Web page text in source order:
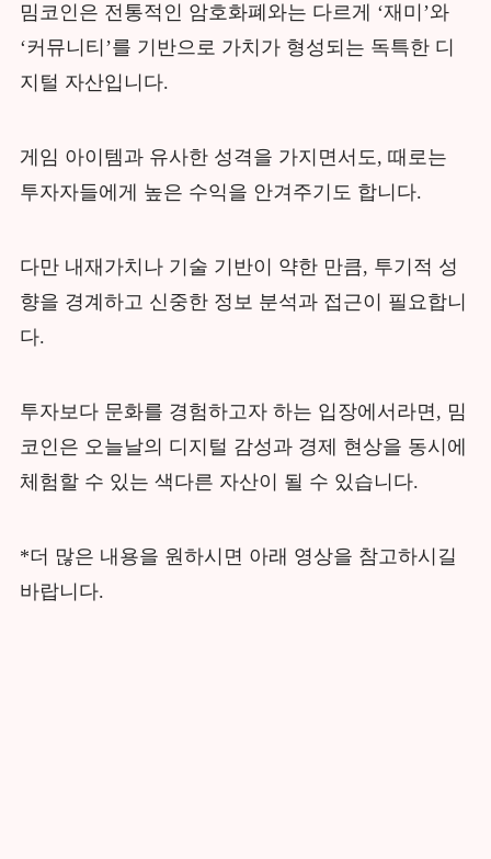
밈코인은 전통적인 암호화폐와는 다르게 ‘재미’와
‘커뮤니티’를 기반으로 가치가 형성되는 독특한 디
지털 자산입니다.
게임 아이템과 유사한 성격을 가지면서도, 때로는
투자자들에게 높은 수익을 안겨주기도 합니다.
다만 내재가치나 기술 기반이 약한 만큼, 투기적 성
향을 경계하고 신중한 정보 분석과 접근이 필요합니
다.
투자보다 문화를 경험하고자 하는 입장에서라면, 밈
코인은 오늘날의 디지털 감성과 경제 현상을 동시에
체험할 수 있는 색다른 자산이 될 수 있습니다.
*더 많은 내용을 원하시면 아래 영상을 참고하시길
바랍니다.